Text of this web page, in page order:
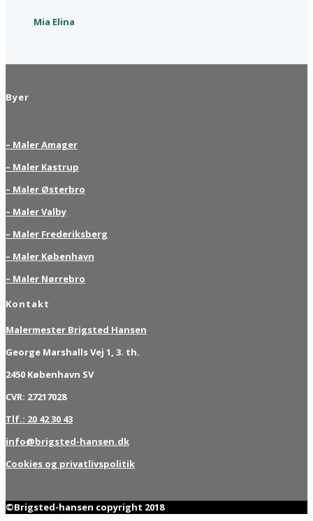
Mia Elina
Byer
– Maler Amager
– Maler Kastrup
– Maler Østerbro
– Maler Valby
– Maler Frederiksberg
– Maler København
– Maler Nørrebro
Kontakt
Malermester Brigsted Hansen
George Marshalls Vej 1, 3. th.
2450 København SV
CVR: 27217028
Tlf.: 20 42 30 43
info@brigsted-hansen.dk
Cookies og privatlivspolitik
©Brigsted-hansen copyright 2018